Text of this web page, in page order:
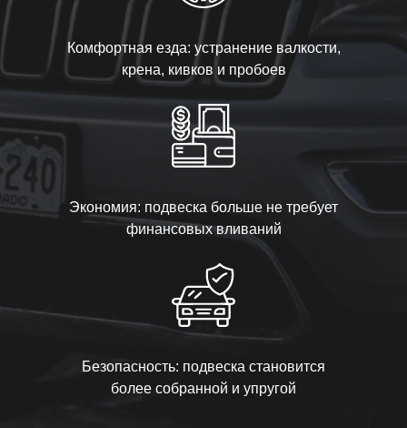
Комфортная езда: устранение валкости,
крена, кивков и пробоев
Экономия: подвеска больше не требует
финансовых вливаний
Безопасность: подвеска становится
более собранной и упругой